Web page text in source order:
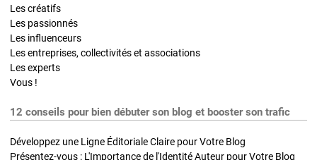
Les créatifs
Les passionnés
Les influenceurs
Les entreprises, collectivités et associations
Les experts
Vous !
12 conseils pour bien débuter son blog et booster son trafic
Développez une Ligne Éditoriale Claire pour Votre Blog
Présentez-vous : L'Importance de l'Identité Auteur pour Votre Blog